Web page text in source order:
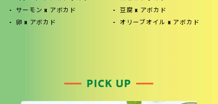
サーモン x アボカド 豆腐 x アボカド
卵 x アボカド オリーブオイル x アボカド